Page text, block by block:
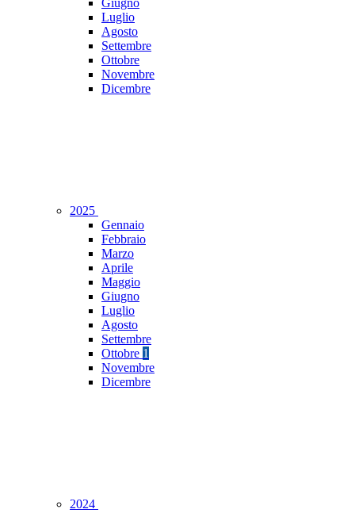
Giugno
Luglio
Agosto
Settembre
Ottobre
Novembre
Dicembre
2025
Gennaio
Febbraio
Marzo
Aprile
Maggio
Giugno
Luglio
Agosto
Settembre
Ottobre 1
Novembre
Dicembre
2024